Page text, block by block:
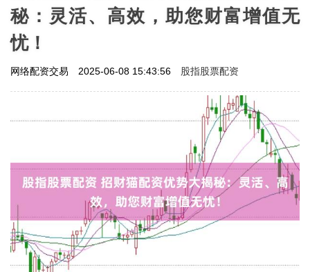
秘：灵活、高效，助您财富增值无
忧！
网络配资交易 2025-06-08 15:43:56 股指股票配资